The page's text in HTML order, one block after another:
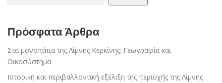
Πρόσφατα Άρθρα
Στα μονοπάτια της Λίμνης Κερκίνης: Γεωγραφία και
Οικοσύστημα
Ιστορική και περιβαλλοντική εξέλιξη της περιοχής της Λίμνης